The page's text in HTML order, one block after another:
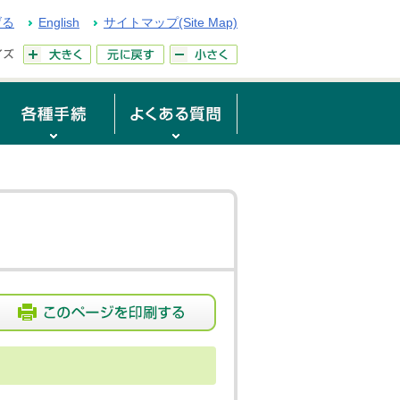
English サイトマップ(Site Map)